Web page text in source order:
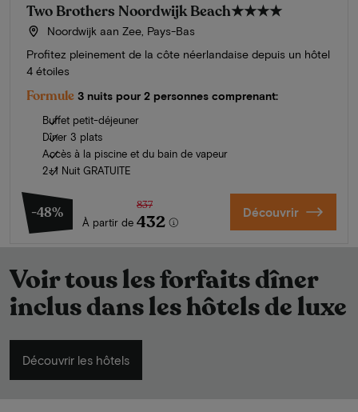
Two Brothers Noordwijk Beach★★★★
Noordwijk aan Zee, Pays-Bas
Profitez pleinement de la côte néerlandaise depuis un hôtel
4 étoiles
Formule 3 nuits pour 2 personnes comprenant:
Buffet petit-déjeuner
Dîner 3 plats
Accès à la piscine et du bain de vapeur
2+1 Nuit GRATUITE
-48%
À partir de
837
432 Découvrir
Voir tous les forfaits dîner
inclus dans les hôtels de luxe
Découvrir les hôtels